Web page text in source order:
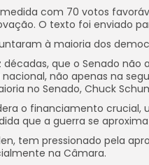
com 70 votos
O texto foi enviado
à maioria dos
que o Senado
não apenas na
no Senado, Chuck
o financiamento
que a guerra se
tem pressionado pela
na Câmara.